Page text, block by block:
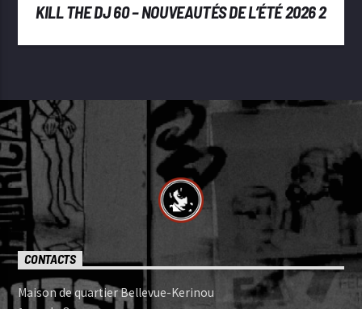
KILL THE DJ 60 – NOUVEAUTÉS DE L’ÉTÉ 2026 2
CONTACTS
Maison de quartier Bellevue-Kerinou